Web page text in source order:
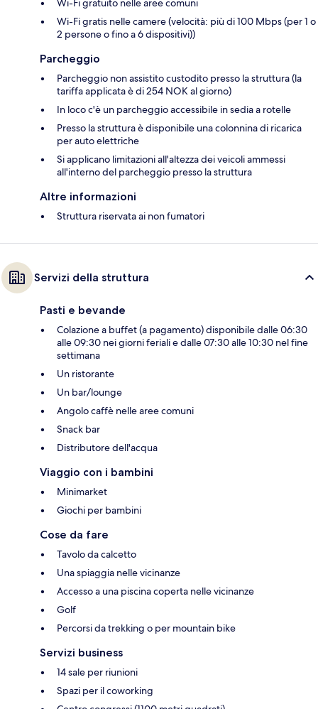
Wi-Fi gratuito nelle aree comuni
Wi-Fi gratis nelle camere (velocità: più di 100 Mbps (per 1 o
2 persone o fino a 6 dispositivi))
Parcheggio
Parcheggio non assistito custodito presso la struttura (la
tariffa applicata è di 254 NOK al giorno)
In loco c'è un parcheggio accessibile in sedia a rotelle
Presso la struttura è disponibile una colonnina di ricarica
per auto elettriche
Si applicano limitazioni all'altezza dei veicoli ammessi
all'interno del parcheggio presso la struttura
Altre informazioni
Struttura riservata ai non fumatori
Servizi della struttura
Pasti e bevande
Colazione a buffet (a pagamento) disponibile dalle 06:30
alle 09:30 nei giorni feriali e dalle 07:30 alle 10:30 nel fine
settimana
Un ristorante
Un bar/lounge
Angolo caffè nelle aree comuni
Snack bar
Distributore dell'acqua
Viaggio con i bambini
Minimarket
Giochi per bambini
Cose da fare
Tavolo da calcetto
Una spiaggia nelle vicinanze
Accesso a una piscina coperta nelle vicinanze
Golf
Percorsi da trekking o per mountain bike
Servizi business
14 sale per riunioni
Spazi per il coworking